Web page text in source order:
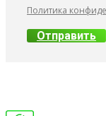
Политика
Отправить